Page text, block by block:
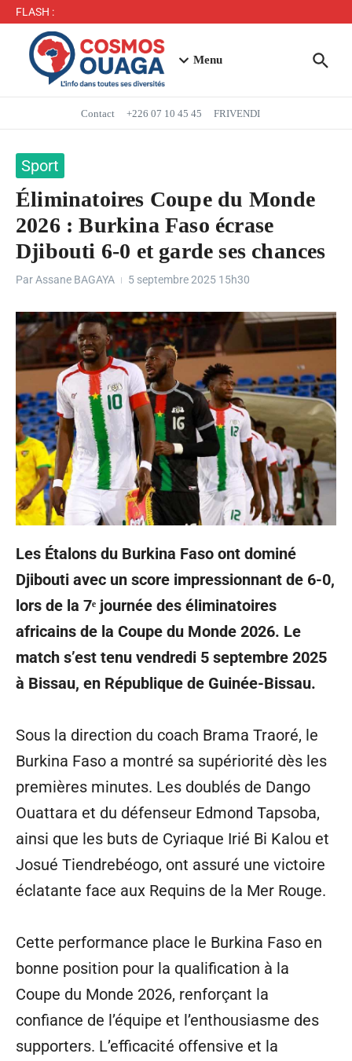
FLASH :
Mbappé entre dans l’histoire des Bleus
Menu
Contact +226 07 10 45 45 FRIVENDI
Sport
Éliminatoires Coupe du Monde
2026 : Burkina Faso écrase
Djibouti 6-0 et garde ses chances
ParAssane BAGAYA 5 septembre 2025 15h30
Les Étalons du Burkina Faso ont dominé
Djibouti avec un score impressionnant de 6-0,
lors de la 7ᵉ journée des éliminatoires
africains de la Coupe du Monde 2026. Le
match s’est tenu vendredi 5 septembre 2025
à Bissau, en République de Guinée-Bissau.
Sous la direction du coach Brama Traoré, le
Burkina Faso a montré sa supériorité dès les
premières minutes. Les doublés de Dango
Ouattara et du défenseur Edmond Tapsoba,
ainsi que les buts de Cyriaque Irié Bi Kalou et
Josué Tiendrebéogo, ont assuré une victoire
éclatante face aux Requins de la Mer Rouge.
Cette performance place le Burkina Faso en
bonne position pour la qualification à la
Coupe du Monde 2026, renforçant la
confiance de l’équipe et l’enthousiasme des
supporters. L’efficacité offensive et la